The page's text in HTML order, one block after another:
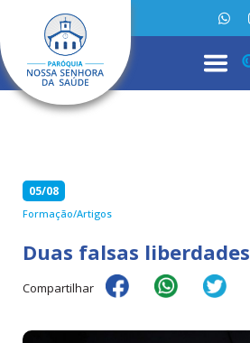
05/08
Formação/Artigos
Duas falsas liberdades
Compartilhar